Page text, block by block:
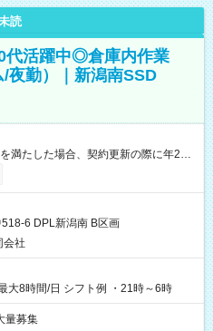
読
代活躍中◎倉庫内作業
夜勤）｜新潟南SSD
満たした場合、契約更新の際に年2回
末締/翌
当、別途支給 ※深夜割増賃金 (22:00～
試用期間】試用期間
間 雇用形態、給与は本採用時と同じ
6 DPL新潟南 B区画
会社
大8時間/日 シフト例 ・21時～6時
量募集